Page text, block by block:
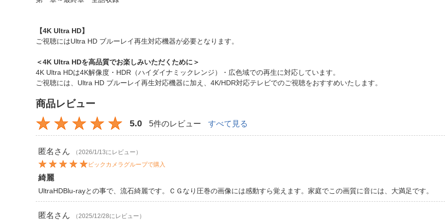
【4K Ultra HD】
ご視聴にはUltra HD ブルーレイ再生対応機器が必要となります。
＜4K Ultra HDを高品質でお楽しみいただくために＞
4K Ultra HDは4K解像度・HDR（ハイダイナミックレンジ）・広色域での再生に対応しています。
ご視聴には、Ultra HD ブルーレイ再生対応機器に加え、4K/HDR対応テレビでのご視聴をおすすめいたします。
商品レビュー
5.0 5件のレビュー すべて見る
匿名 さん
（2026/1/13にレビュー）
ビックカメラグループで購入
綺麗
UltraHDBlu-rayとの事で、流石綺麗です。ＣＧなり圧巻の画像には感動すら覚えます。家庭でこの画質に音には、大満足です。
匿名 さん （2025/12/28にレビュー）